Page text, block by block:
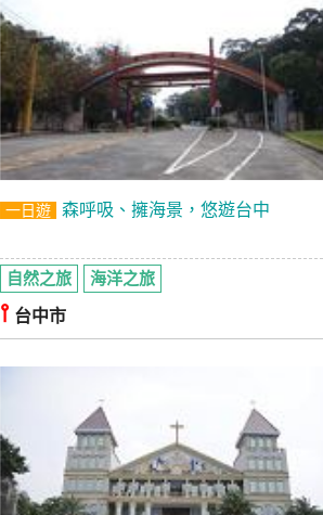
一日遊 森呼吸、擁海景，悠遊台中
自然之旅 海洋之旅
⫯ 台中市